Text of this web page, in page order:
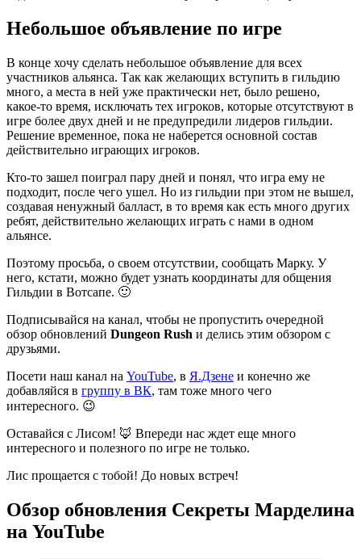
Небольшое объявление по игре
В конце хочу сделать небольшое объявление для всех
участников альянса. Так как желающих вступить в гильдию
много, а места в ней уже практически нет, было решено,
какое-то время, исключать тех игроков, которые отсутствуют в
игре более двух дней и не предупредили лидеров гильдии.
Решение временное, пока не наберется основной состав
действительно играющих игроков.
Кто-то зашел поиграл пару дней и понял, что игра ему не
подходит, после чего ушел. Но из гильдии при этом не вышел,
создавая ненужный балласт, в то время как есть много других
ребят, действительно желающих играть с нами в одном
альянсе.
Поэтому просьба, о своем отсутствии, сообщать Марку. У
него, кстати, можно будет узнать координаты для общения
Гильдии в Вотсапе. 🙂
Подписывайся на канал, чтобы не пропустить очередной
обзор обновлений Dungeon Rush и делись этим обзором с
друзьями.
Посети наш канал на YouTube, в Я.Дзене и конечно же
добавляйся в группу в ВК, там тоже много чего
интересного. 😉
Оставайся с Лисом! 🦊 Впереди нас ждет еще много
интересного и полезного по игре не только.
Лис прощается с тобой! До новых встреч!
Обзор обновления Секреты Марделина
на YouTube